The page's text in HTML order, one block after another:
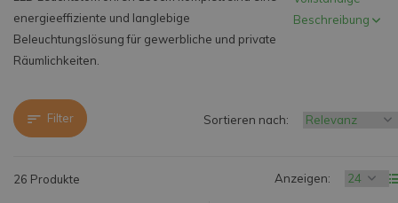
energieeffiziente und langlebige
Beleuchtungslösung für gewerbliche und private
Räumlichkeiten.
Beschreibung
Filter
26 Produkte Anzeigen:
Sortieren nach: